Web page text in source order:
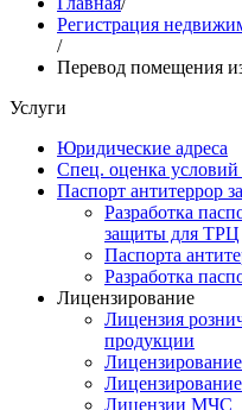
Регистрация
/
Перевод помещения
Услуги
Юридические адреса
Спец. оценка условий
Паспорт антитеррор
Разработка
защиты для ТРЦ
Паспорта
Разработка
Лицензирование
Лицензия
продукции
Лицензии МЧС